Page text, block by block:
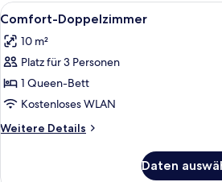
Alle
Fotos
für
Comfort-
Doppelzimmer
anzeigen
Ein
13
Comfort-Doppelzimmer
10 m²
Platz für 3 Personen
1 Queen-Bett
Kostenloses WLAN
Weitere Details
Weitere
Daten